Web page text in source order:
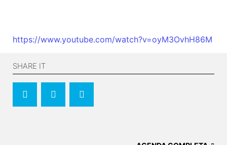
https://www.youtube.com/watch?v=oyM3OvhH86M
SHARE IT